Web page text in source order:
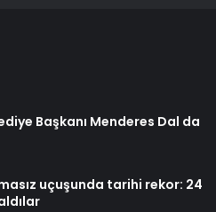
Başkanı Menderes Dal da
uçuşunda tarihi rekor: 24